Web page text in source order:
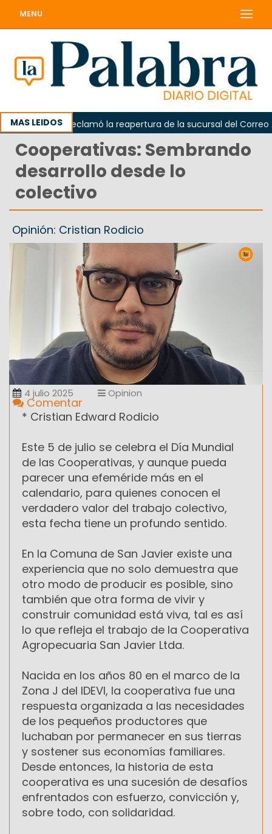
MENU
MAS LEIDOS
Odarda reclamó la reapertura de la sucursal del Correo
Cooperativas: Sembrando
desarrollo desde lo
colectivo
Opinión: Cristian Rodicio
4 julio 2025 Opinion
Comentar
* Cristian Edward Rodicio
Este 5 de julio se celebra el Día Mundial
de las Cooperativas, y aunque pueda
parecer una efeméride más en el
calendario, para quienes conocen el
verdadero valor del trabajo colectivo,
esta fecha tiene un profundo sentido.
En la Comuna de San Javier existe una
experiencia que no solo demuestra que
otro modo de producir es posible, sino
también que otra forma de vivir y
construir comunidad está viva, tal es así
lo que refleja el trabajo de la Cooperativa
Agropecuaria San Javier Ltda.
Nacida en los años 80 en el marco de la
Zona J del IDEVI, la cooperativa fue una
respuesta organizada a las necesidades
de los pequeños productores que
luchaban por permanecer en sus tierras
y sostener sus economías familiares.
Desde entonces, la historia de esta
cooperativa es una sucesión de desafíos
enfrentados con esfuerzo, convicción y,
sobre todo, con solidaridad.